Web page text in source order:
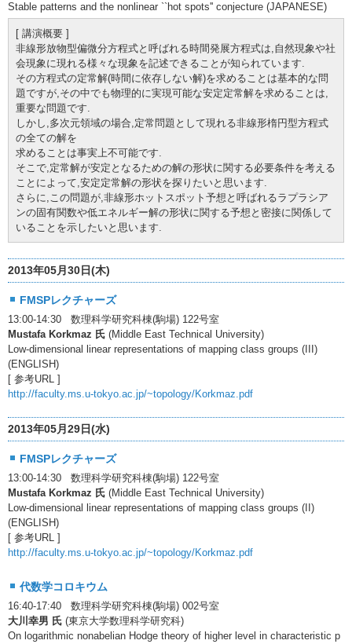
Stable patterns and the nonlinear ``hot spots'' conjecture (JAPANESE)
[ 講演概要 ]
非線形放物型偏微分方程式と呼ばれる時間発展方程式は,自然現象や社
会現象に現れる様々な現象を記述できることが知られています.
その方程式の定常解(時間に依存しない解)を求めることは基本的な問
題ですが,その中でも物理的に実現可能な安定定常解を求めることは,
重要な問題です.
しかし,多次元領域の場合,定常問題として現れる非線形楕円型方程式
の全ての解を
求めることは事実上不可能です.
そこで,定常解が安定となるための解の形状に関する必要条件を考える
ことによって,安定定常解の形状を探りたいと思います.
さらに,この問題が,非線形ホットスポット予想と呼ばれるラプラシア
ンの固有関数や低エネルギー解の形状に関する予想と密接に関係して
いることを示したいと思います.
2013年05月30日(木)
FMSPレクチャーズ
13:00-14:30 数理科学研究科棟(駒場) 122号室
Mustafa Korkmaz 氏 (Middle East Technical University)
Low-dimensional linear representations of mapping class groups (III)
(ENGLISH)
[ 参考URL ]
http://faculty.ms.u-tokyo.ac.jp/~topology/Korkmaz.pdf
2013年05月29日(水)
FMSPレクチャーズ
13:00-14:30 数理科学研究科棟(駒場) 122号室
Mustafa Korkmaz 氏 (Middle East Technical University)
Low-dimensional linear representations of mapping class groups (II)
(ENGLISH)
[ 参考URL ]
http://faculty.ms.u-tokyo.ac.jp/~topology/Korkmaz.pdf
代数学コロキウム
16:40-17:40 数理科学研究科棟(駒場) 002号室
大川幸男 氏 (東京大学数理科学研究科)
On logarithmic nonabelian Hodge theory of higher level in characteristic p